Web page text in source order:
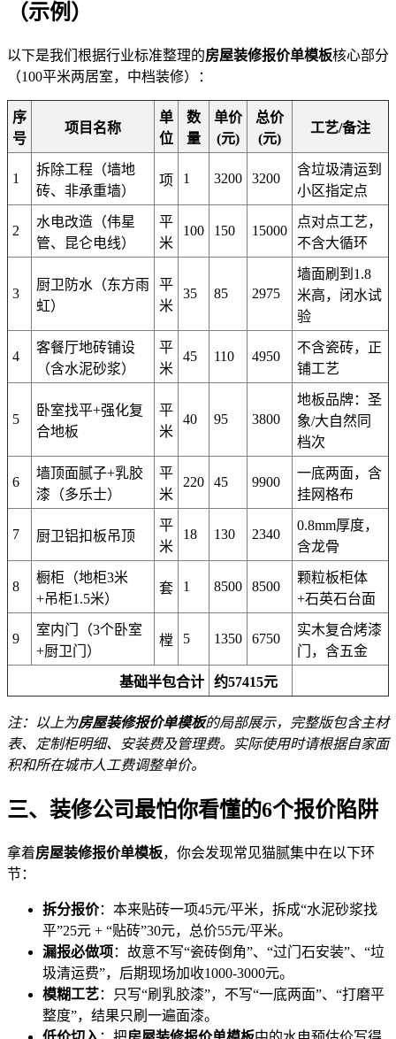
（示例）
以下是我们根据行业标准整理的房屋装修报价单模板核心部分
（100平米两居室，中档装修）：
序
号
项目名称
单
位
数
量
单价
(元)
总价
(元)
工艺/备注
1
拆除工程（墙地
砖、非承重墙）
项 1 3200 3200
含垃圾清运到
小区指定点
2
水电改造（伟星
管、昆仑电线）
平
米
100 150 15000
点对点工艺，
不含大循环
3
厨卫防水（东方雨
虹）
平
米
35 85 2975
墙面刷到1.8
米高，闭水试
验
4
客餐厅地砖铺设
（含水泥砂浆）
平
米
45 110 4950
不含瓷砖，正
铺工艺
5
卧室找平+强化复
合地板
平
米
40 95 3800
地板品牌：圣
象/大自然同
档次
6
墙顶面腻子+乳胶
漆（多乐士）
平
米
220 45 9900
一底两面，含
挂网格布
7 厨卫铝扣板吊顶
平
米
18 130 2340
0.8mm厚度，
含龙骨
8
橱柜（地柜3米
+吊柜1.5米）
套 1 8500 8500
颗粒板柜体
+石英石台面
9
室内门（3个卧室
+厨卫门）
樘 5 1350 6750
实木复合烤漆
门，含五金
基础半包合计 约57415元
注：以上为房屋装修报价单模板的局部展示，完整版包含主材
表、定制柜明细、安装费及管理费。实际使用时请根据自家面
积和所在城市人工费调整单价。
三、装修公司最怕你看懂的6个报价陷阱
拿着房屋装修报价单模板，你会发现常见猫腻集中在以下环
节：
拆分报价：本来贴砖一项45元/平米，拆成“水泥砂浆找
平”25元 + “贴砖”30元，总价55元/平米。
漏报必做项 ：故意不写“瓷砖倒角”、“过门石安装”、“垃
圾清运费”，后期现场加收1000-3000元。
模糊工艺：只写“刷乳胶漆”，不写“一底两面”、“打磨平
整度”，结果只刷一遍面漆。